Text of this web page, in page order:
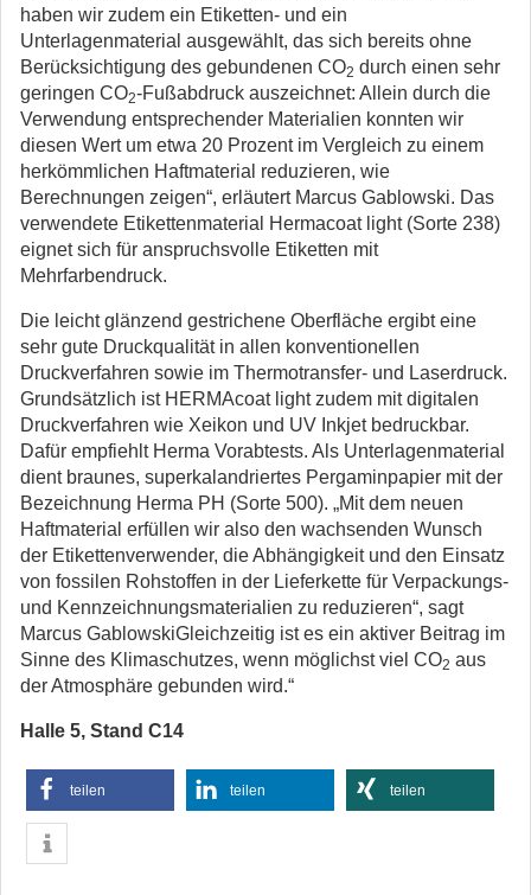
haben wir zudem ein Etiketten- und ein
Unterlagenmaterial ausgewählt, das sich bereits ohne
Berücksichtigung des gebundenen CO2 durch einen sehr
geringen CO2-Fußabdruck auszeichnet: Allein durch die
Verwendung entsprechender Materialien konnten wir
diesen Wert um etwa 20 Prozent im Vergleich zu einem
herkömmlichen Haftmaterial reduzieren, wie
Berechnungen zeigen“, erläutert Marcus Gablowski. Das
verwendete Etikettenmaterial Hermacoat light (Sorte 238)
eignet sich für anspruchsvolle Etiketten mit
Mehrfarbendruck.
Die leicht glänzend gestrichene Oberfläche ergibt eine
sehr gute Druckqualität in allen konventionellen
Druckverfahren sowie im Thermotransfer- und Laserdruck.
Grundsätzlich ist HERMAcoat light zudem mit digitalen
Druckverfahren wie Xeikon und UV Inkjet bedruckbar.
Dafür empfiehlt Herma Vorabtests. Als Unterlagenmaterial
dient braunes, superkalandriertes Pergaminpapier mit der
Bezeichnung Herma PH (Sorte 500). „Mit dem neuen
Haftmaterial erfüllen wir also den wachsenden Wunsch
der Etikettenverwender, die Abhängigkeit und den Einsatz
von fossilen Rohstoffen in der Lieferkette für Verpackungs-
und Kennzeichnungsmaterialien zu reduzieren“, sagt
Marcus GablowskiGleichzeitig ist es ein aktiver Beitrag im
Sinne des Klimaschutzes, wenn möglichst viel CO2 aus
der Atmosphäre gebunden wird.“
Halle 5, Stand C14
teilen teilen teilen